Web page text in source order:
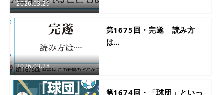
2026.03.29
2026.03.28
第1675回・完遂 読み方
は…
第1674回・「球団」といっ